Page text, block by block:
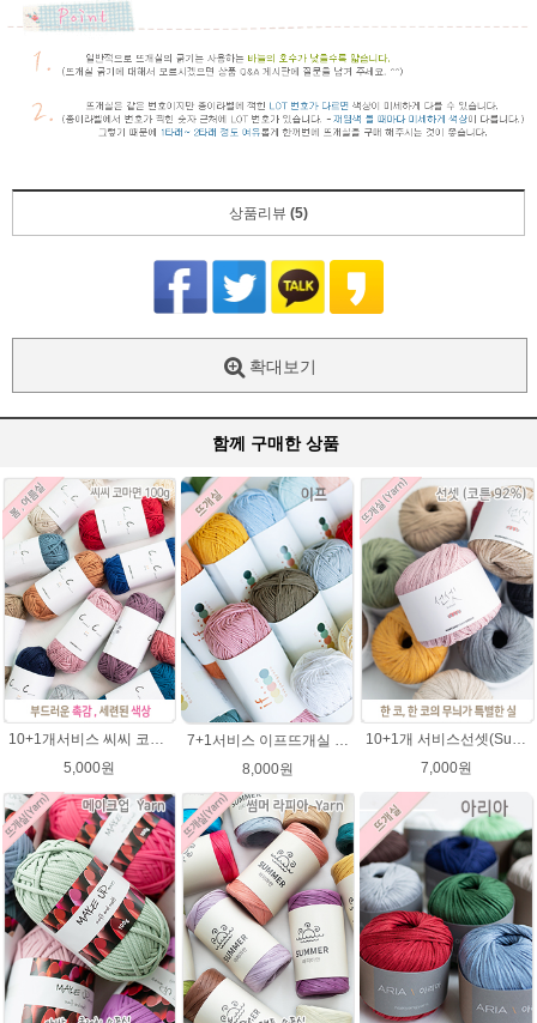
상품리뷰 (5)
확대보기
함께 구매한 상품
5,000원
7+1서비스 이프뜨개실 100g /if 이프실 /부드러운 면사/의류 가방뜨개실/여름실,코튼실
8,000원
7,000원